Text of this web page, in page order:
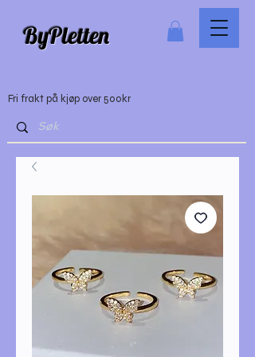
ByPletten
Fri frakt på kjøp over 500kr